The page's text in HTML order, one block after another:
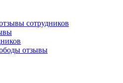
сотрудников
отзывы